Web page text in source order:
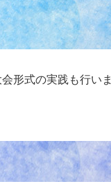
形式の実践も行いま